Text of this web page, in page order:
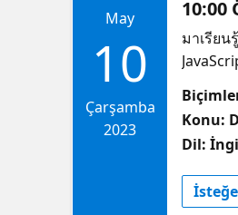
May
10
Çarşamba
2023
10:00
มาเรียน
ร่วมกับ
Konu:
Dil: